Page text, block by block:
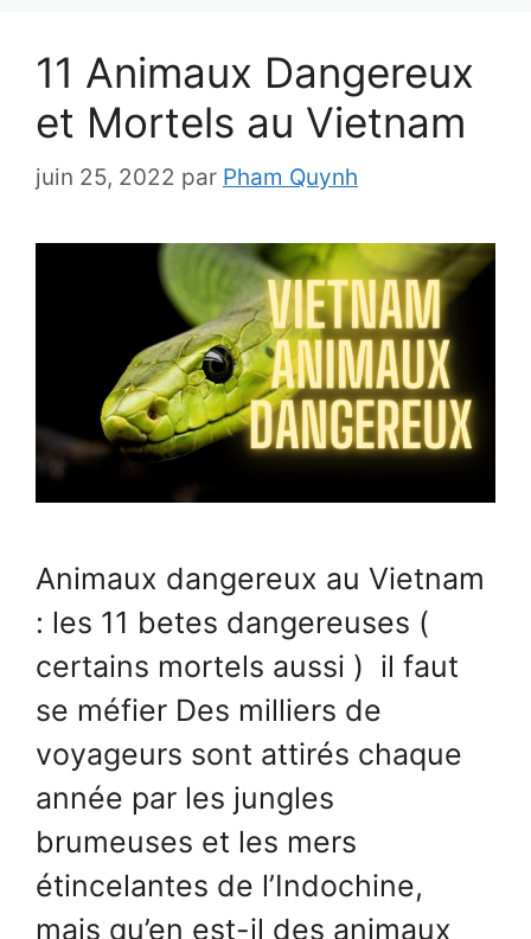
11 Animaux Dangereux
et Mortels au Vietnam
juin 25, 2022 par Pham Quynh
Animaux dangereux au Vietnam
: les 11 betes dangereuses (
certains mortels aussi ) il faut
se méfier Des milliers de
voyageurs sont attirés chaque
année par les jungles
brumeuses et les mers
étincelantes de l’Indochine,
mais qu’en est-il des animaux